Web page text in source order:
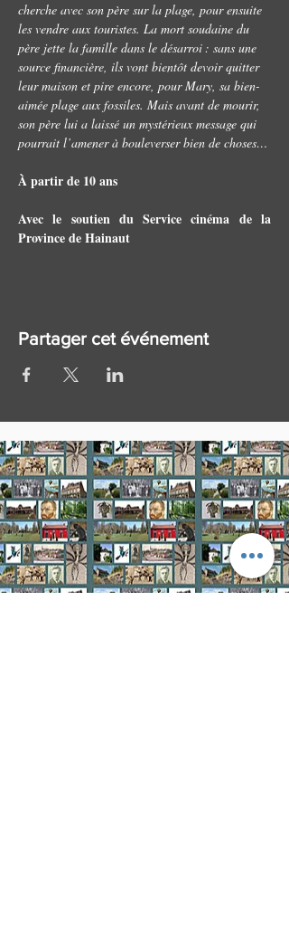
cherche avec son père sur la plage, pour ensuite
les vendre aux touristes. La mort soudaine du
père jette la famille dans le désarroi : sans une
source financière, ils vont bientôt devoir quitter
leur maison et pire encore, pour Mary, sa bien-
aimée plage aux fossiles. Mais avant de mourir,
son père lui a laissé un mystérieux message qui
pourrait l’amener à bouleverser bien de choses…
À partir de 10 ans
Avec le soutien du Service cinéma de la
Province de Hainaut
Partager cet événement